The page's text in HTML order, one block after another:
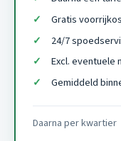
Gratis
24/7
Excl. eventuele
Gemiddeld
Daarna per kwartier